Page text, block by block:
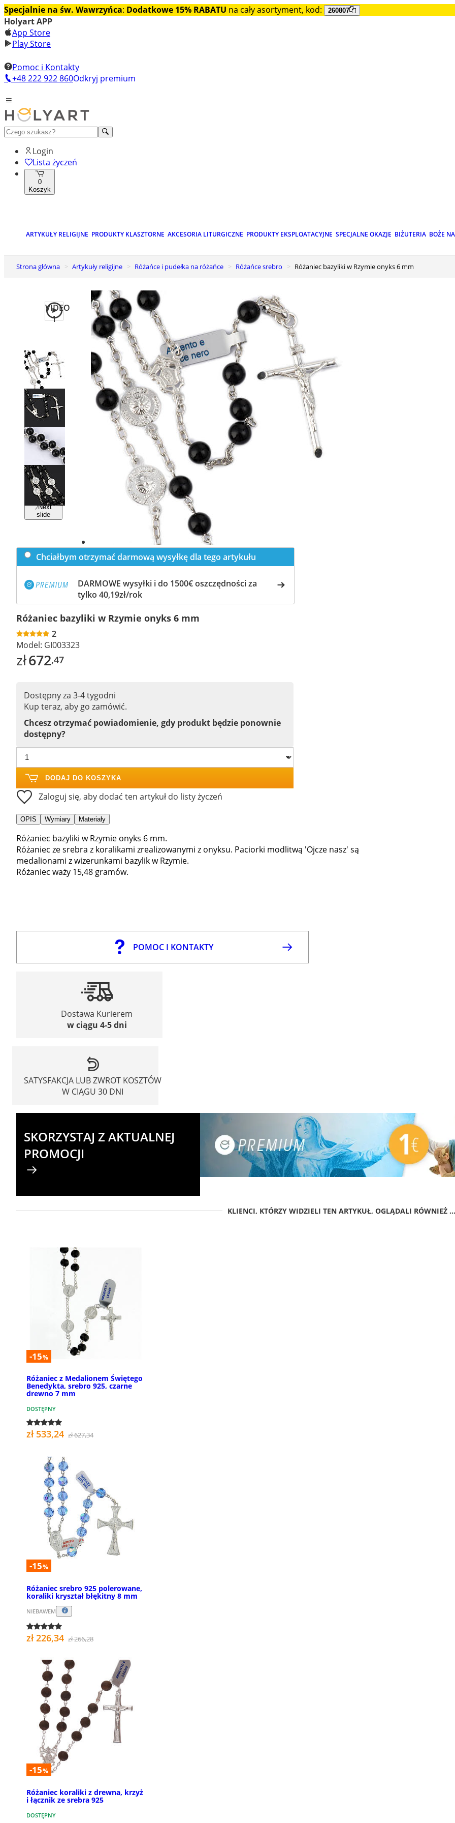
Specjalnie na św. Wawrzyńca: Dodatkowe 15% RABATU na cały asortyment, kod: 260807
Holyart APP
App Store
Play Store
Pomoc i Kontakty
+48 222 922 860Odkryj premium
Login
Lista życzeń
0
Koszyk
ARTYKUŁY RELIGIJNE PRODUKTY KLASZTORNE AKCESORIA LITURGICZNE PRODUKTY EKSPLOATACYJNE SPECJALNE OKAZJE BIŻUTERIA BOŻE
Strona główna Artykuły religijne Różańce i pudełka na różańce Różańce srebro Różaniec bazyliki w Rzymie onyks 6 mm
VIDEO
1
Previous
slide
Next
slide
Chciałbym otrzymać darmową wysyłkę dla tego artykułu
DARMOWE wysyłki i do 1500€ oszczędności za
tylko 40,19zł/rok
Różaniec bazyliki w Rzymie onyks 6 mm
2
Model: GI003323
zł672,47
Dostępny za 3-4 tygodni
Kup teraz, aby go zamówić.
Chcesz otrzymać powiadomienie, gdy produkt będzie ponownie
dostępny?
DODAJ DO KOSZYKA
Zaloguj się, aby dodać ten artykuł do listy życzeń
OPIS Wymiary Materiały
Różaniec bazyliki w Rzymie onyks 6 mm.
Różaniec ze srebra z koralikami zrealizowanymi z onyksu. Paciorki modlitwą 'Ojcze nasz' są
medalionami z wizerunkami bazylik w Rzymie.
Różaniec waży 15,48 gramów.
POMOC I KONTAKTY
Dostawa Kurierem
w ciągu 4-5 dni
SATYSFAKCJA LUB ZWROT KOSZTÓW
W CIĄGU 30 DNI
SKORZYSTAJ Z AKTUALNEJ
PROMOCJI
KLIENCI, KTÓRZY WIDZIELI TEN ARTYKUŁ, OGLĄDALI RÓWNIEŻ ...
-15%
Różaniec z Medalionem Świętego
Benedykta, srebro 925, czarne
drewno 7 mm
DOSTĘPNY
zł 533,24 zł 627,34
-15%
Różaniec srebro 925 polerowane,
koraliki kryształ błękitny 8 mm
NIEBAWEM
zł 226,34 zł 266,28
-15%
Różaniec koraliki z drewna, krzyż
i łącznik ze srebra 925
DOSTĘPNY